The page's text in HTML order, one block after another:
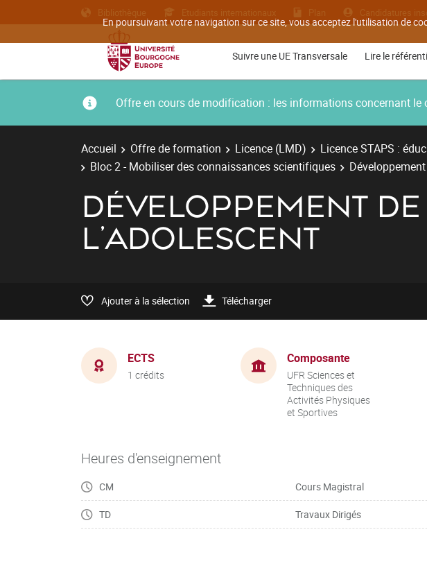
En poursuivant votre navigation sur ce site, vous acceptez l'utilisation de
Bibliothèque Etudiants internationaux Plan Candidatures
Suivre une UE Transversale Lire le
Offre en cours de modification : les informations concernant le
Accueil Offre de formation Licence (LMD) Licence STAPS :
Bloc 2 - Mobiliser des connaissances scientifiques
DÉVELOPPEMENT
L'ADOLESCENT
Ajouter à la sélection Télécharger
ECTS
1 crédits
Composante
UFR Sciences et
Techniques des
Activités Physiques
et Sportives
Heures d'enseignement
CM Cours Magistral
TD Travaux Dirigés